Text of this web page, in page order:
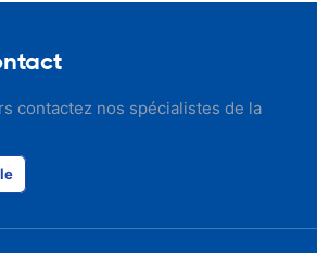
contactez nos spécialistes de la